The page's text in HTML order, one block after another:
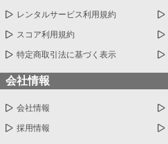
レンタルサービス利用規約
スコア利用規約
特定商取引法に基づく表示
会社情報
会社情報
採用情報